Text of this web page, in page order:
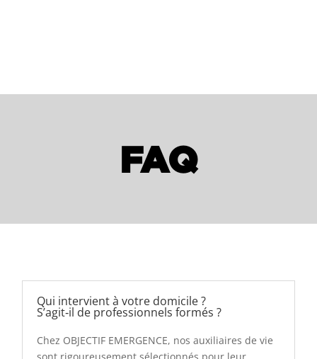
FAQ
Qui intervient à votre domicile ?
S’agit‑il de professionnels formés ?
Chez OBJECTIF EMERGENCE, nos auxiliaires de vie